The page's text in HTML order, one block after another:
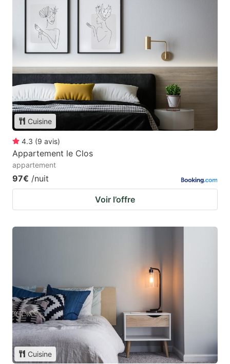
Cuisine
4.3 (9 avis)
Appartement le Clos
appartement
97€ /nuit
Voir l’offre
Cuisine